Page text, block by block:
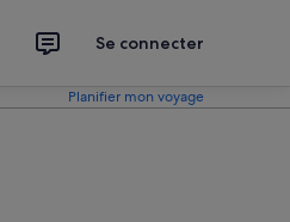
Se connecter
Planifier mon voyage